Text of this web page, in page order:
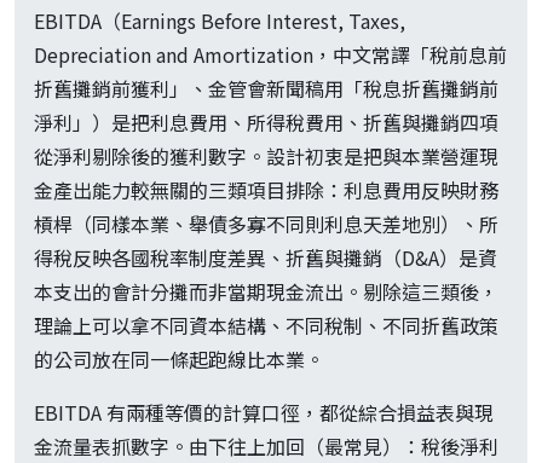
EBITDA（Earnings Before Interest, Taxes,
Depreciation and Amortization，中文常譯「稅前息前
折舊攤銷前獲利」、金管會新聞稿用「稅息折舊攤銷前
淨利」）是把利息費用、所得稅費用、折舊與攤銷四項
從淨利剔除後的獲利數字。設計初衷是把與本業營運現
金產出能力較無關的三類項目排除：利息費用反映財務
槓桿（同樣本業、舉債多寡不同則利息天差地別）、所
得稅反映各國稅率制度差異、折舊與攤銷（D&A）是資
本支出的會計分攤而非當期現金流出。剔除這三類後，
理論上可以拿不同資本結構、不同稅制、不同折舊政策
的公司放在同一條起跑線比本業。
EBITDA 有兩種等價的計算口徑，都從綜合損益表與現
金流量表抓數字。由下往上加回（最常見）：稅後淨利